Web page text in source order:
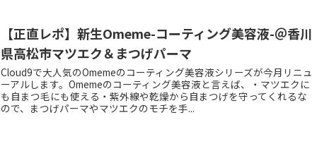
【正直レポ】新生Omeme-コーティング美容液-＠香川
県高松市マツエク＆まつげパーマ
Cloud9で大人気のOmemeのコーティング美容液シリーズが今月リニュ
ーアルします。Omemeのコーティング美容液と言えば、・マツエクに
も自まつ毛にも使える・紫外線や乾燥から自まつげを守ってくれるな
ので、まつげパーマやマツエクのモチを手...